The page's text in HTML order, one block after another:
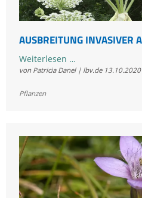
AUSBREITUNG INVASIVER
Weiterlesen …
invasiver
von Patricia Danel | lbv.de 13.10.2020
Pflanzen